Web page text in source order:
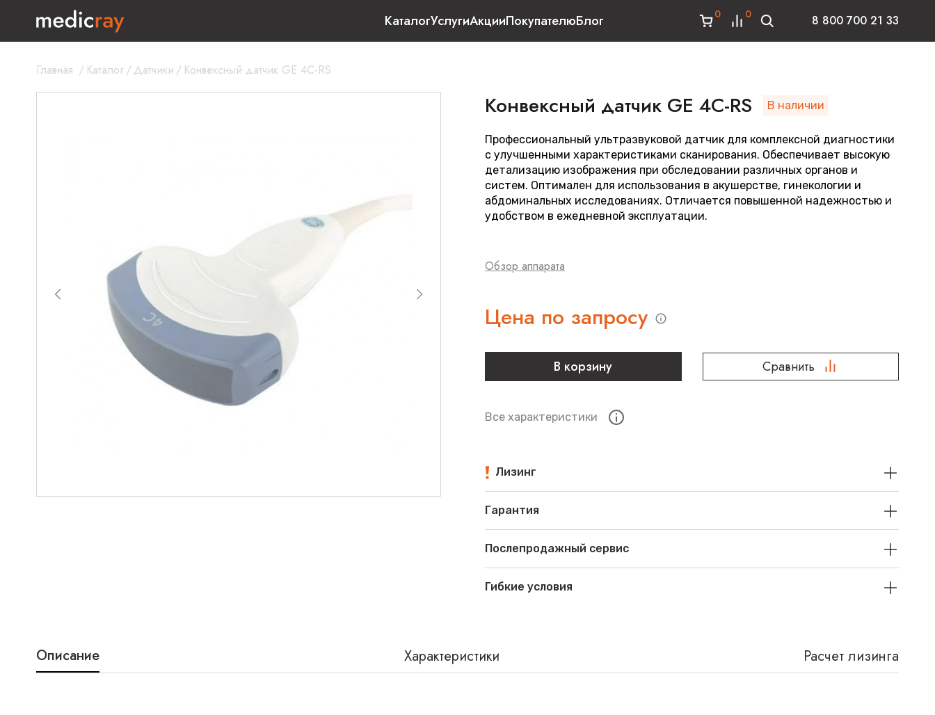
КаталогУслугиАкцииПокупателюБлог 0 0 8 800 700 21 33
Главная / Каталог/Датчики / Конвексный датчик GE 4C-RS
Конвексный датчик GE 4C-RS В наличии
Профессиональный ультразвуковой датчик для комплексной диагностики
с улучшенными характеристиками сканирования. Обеспечивает высокую
детализацию изображения при обследовании различных органов и
систем. Оптимален для использования в акушерстве, гинекологии и
абдоминальных исследованиях. Отличается повышенной надежностью и
удобством в ежедневной эксплуатации.
Обзор аппарата
Цена по запросу
В корзину Сравнить
Все характеристики
Лизинг
Гарантия
Послепродажный сервис
Гибкие условия
Описание Характеристики Расчет лизинга